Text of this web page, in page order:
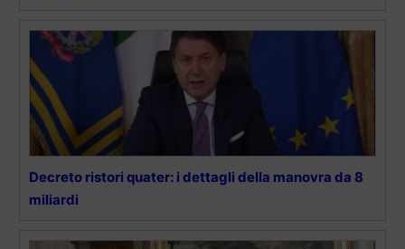
Decreto ristori quater: i dettagli della manovra da 8
miliardi